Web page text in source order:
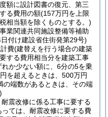
額に設計図書の復元、第三
る費用の額(157万円を上限
相当額を除くものとする。)
業関連共同施設整備等補助
付け建設省住街発第29号)
費(建替えを行う場合の建築
する費用相当分を建築工事
れか少ない額に、6分の5を乗
を超えるときは、500万円
の端数があるときは、その端
震改修に係る工事に要する
ては、耐震改修に要する費